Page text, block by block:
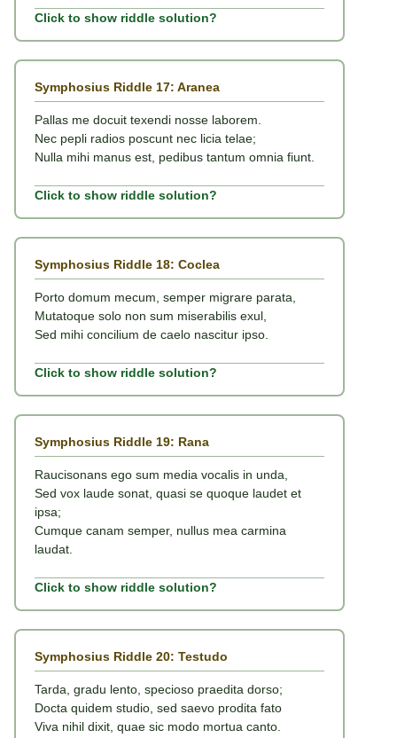
Click to show riddle solution?
Symphosius Riddle 17: Aranea
Pallas me docuit texendi nosse laborem.
Nec pepli radios poscunt nec licia telae;
Nulla mihi manus est, pedibus tantum omnia fiunt.
Click to show riddle solution?
Symphosius Riddle 18: Coclea
Porto domum mecum, semper migrare parata,
Mutatoque solo non sum miserabilis exul,
Sed mihi concilium de caelo nascitur ipso.
Click to show riddle solution?
Symphosius Riddle 19: Rana
Raucisonans ego sum media vocalis in unda,
Sed vox laude sonat, quasi se quoque laudet et
ipsa;
Cumque canam semper, nullus mea carmina
laudat.
Click to show riddle solution?
Symphosius Riddle 20: Testudo
Tarda, gradu lento, specioso praedita dorso;
Docta quidem studio, sed saevo prodita fato
Viva nihil dixit, quae sic modo mortua canto.